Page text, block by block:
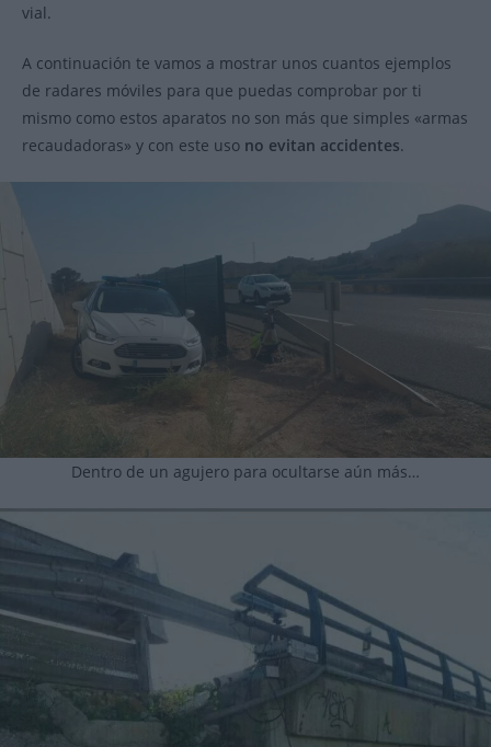
vial.
A continuación te vamos a mostrar unos cuantos ejemplos
de radares móviles para que puedas comprobar por ti
mismo como estos aparatos no son más que simples «armas
recaudadoras» y con este uso no evitan accidentes.
Dentro de un agujero para ocultarse aún más…